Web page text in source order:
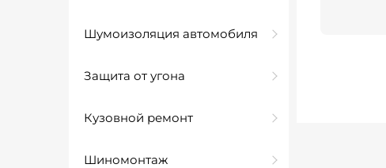
Шумоизоляция автомобиля
Защита от угона
Кузовной ремонт
Шиномонтаж